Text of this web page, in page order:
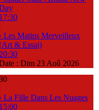
17:30
› Les Matins Merveilleux
& Essai)
20:30
: Dim 23 Aoû 2026
› La Fille Dans Les Nuages
15:00